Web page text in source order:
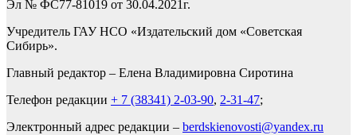
Эл № ФС77-81019 от 30.04.2021г.
Учредитель ГАУ НСО «Издательский дом «Советская
Сибирь».
Главный редактор – Елена Владимировна Сиротина
Телефон редакции + 7 (38341) 2-03-90, 2-31-47;
Электронный адрес редакции – berdskienovosti@yandex.ru